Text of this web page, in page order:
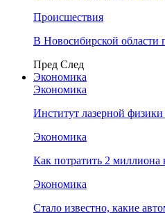
Происшествия
В Новосибирской области
Пред След
Экономика
Экономика
Институт лазерной
Экономика
Как потратить 2 миллиона
Экономика
Стало известно, какие